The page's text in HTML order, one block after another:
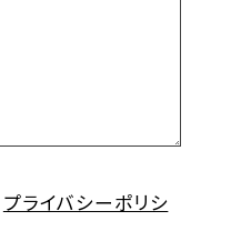
プライバシーポリシ